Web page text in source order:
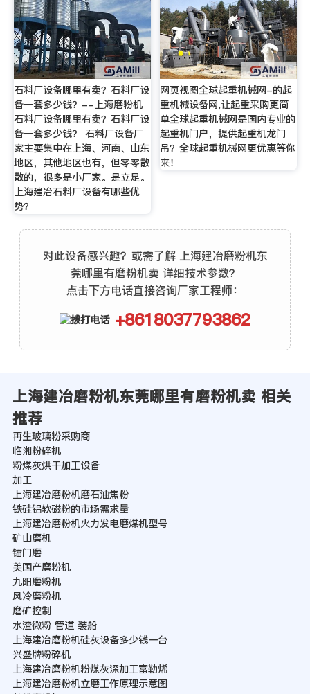
石料厂设备哪里有卖？石料厂设
备一套多少钱？--上海磨粉机
石料厂设备哪里有卖？石料厂设
备一套多少钱？ 石料厂设备厂
家主要集中在上海、河南、山东
地区，其他地区也有，但零零散
散的，很多是小厂家。是立足。
上海建冶石料厂设备有哪些优
势？
网页视图全球起重机械网-的起
重机械设备网,让起重采购更简
单全球起重机械网是国内专业的
起重机门户，提供起重机龙门
吊？全球起重机械网更优惠等你
来！
对此设备感兴趣？或需了解 上海建冶磨粉机东
莞哪里有磨粉机卖 详细技术参数？
点击下方电话直接咨询厂家工程师：
+8618037793862
上海建冶磨粉机东莞哪里有磨粉机卖 相关
推荐
再生玻璃粉采购商
临湘粉碎机
粉煤灰烘干加工设备
加工
上海建冶磨粉机磨石油焦粉
铁硅铝软磁粉的市场需求量
上海建冶磨粉机火力发电磨煤机型号
矿山磨机
镭门磨
美国产磨粉机
九阳磨粉机
风冷磨粉机
磨矿控制
水渣微粉 管道 装船
上海建冶磨粉机硅灰设备多少钱一台
兴盛牌粉碎机
上海建冶磨粉机粉煤灰深加工富勒烯
上海建冶磨粉机立磨工作原理示意图